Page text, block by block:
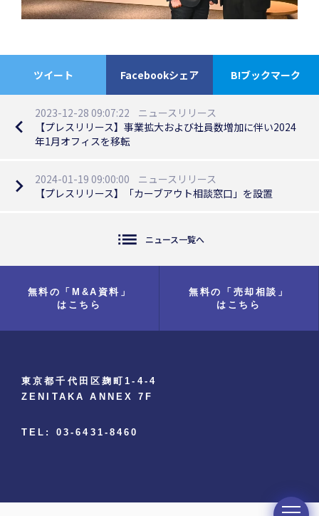
ツイート Facebookシェア B!ブックマーク
navigate_before
2023-12-28 09:07:22
ニュースリリース
【プレスリリース】事業拡大および社員数増加に伴い2024
年1月オフィスを移転
list ニュース一覧へ
navigate_next 2024-01-19 09:00:00
ニュースリリース
【プレスリリース】「カーブアウト相談窓口」を設置
無料の「M&A資料」
はこちら
無料の「売却相談」
はこちら
東京都千代田区麹町1-4-4
ZENITAKA ANNEX 7F
TEL: 03-6431-8460